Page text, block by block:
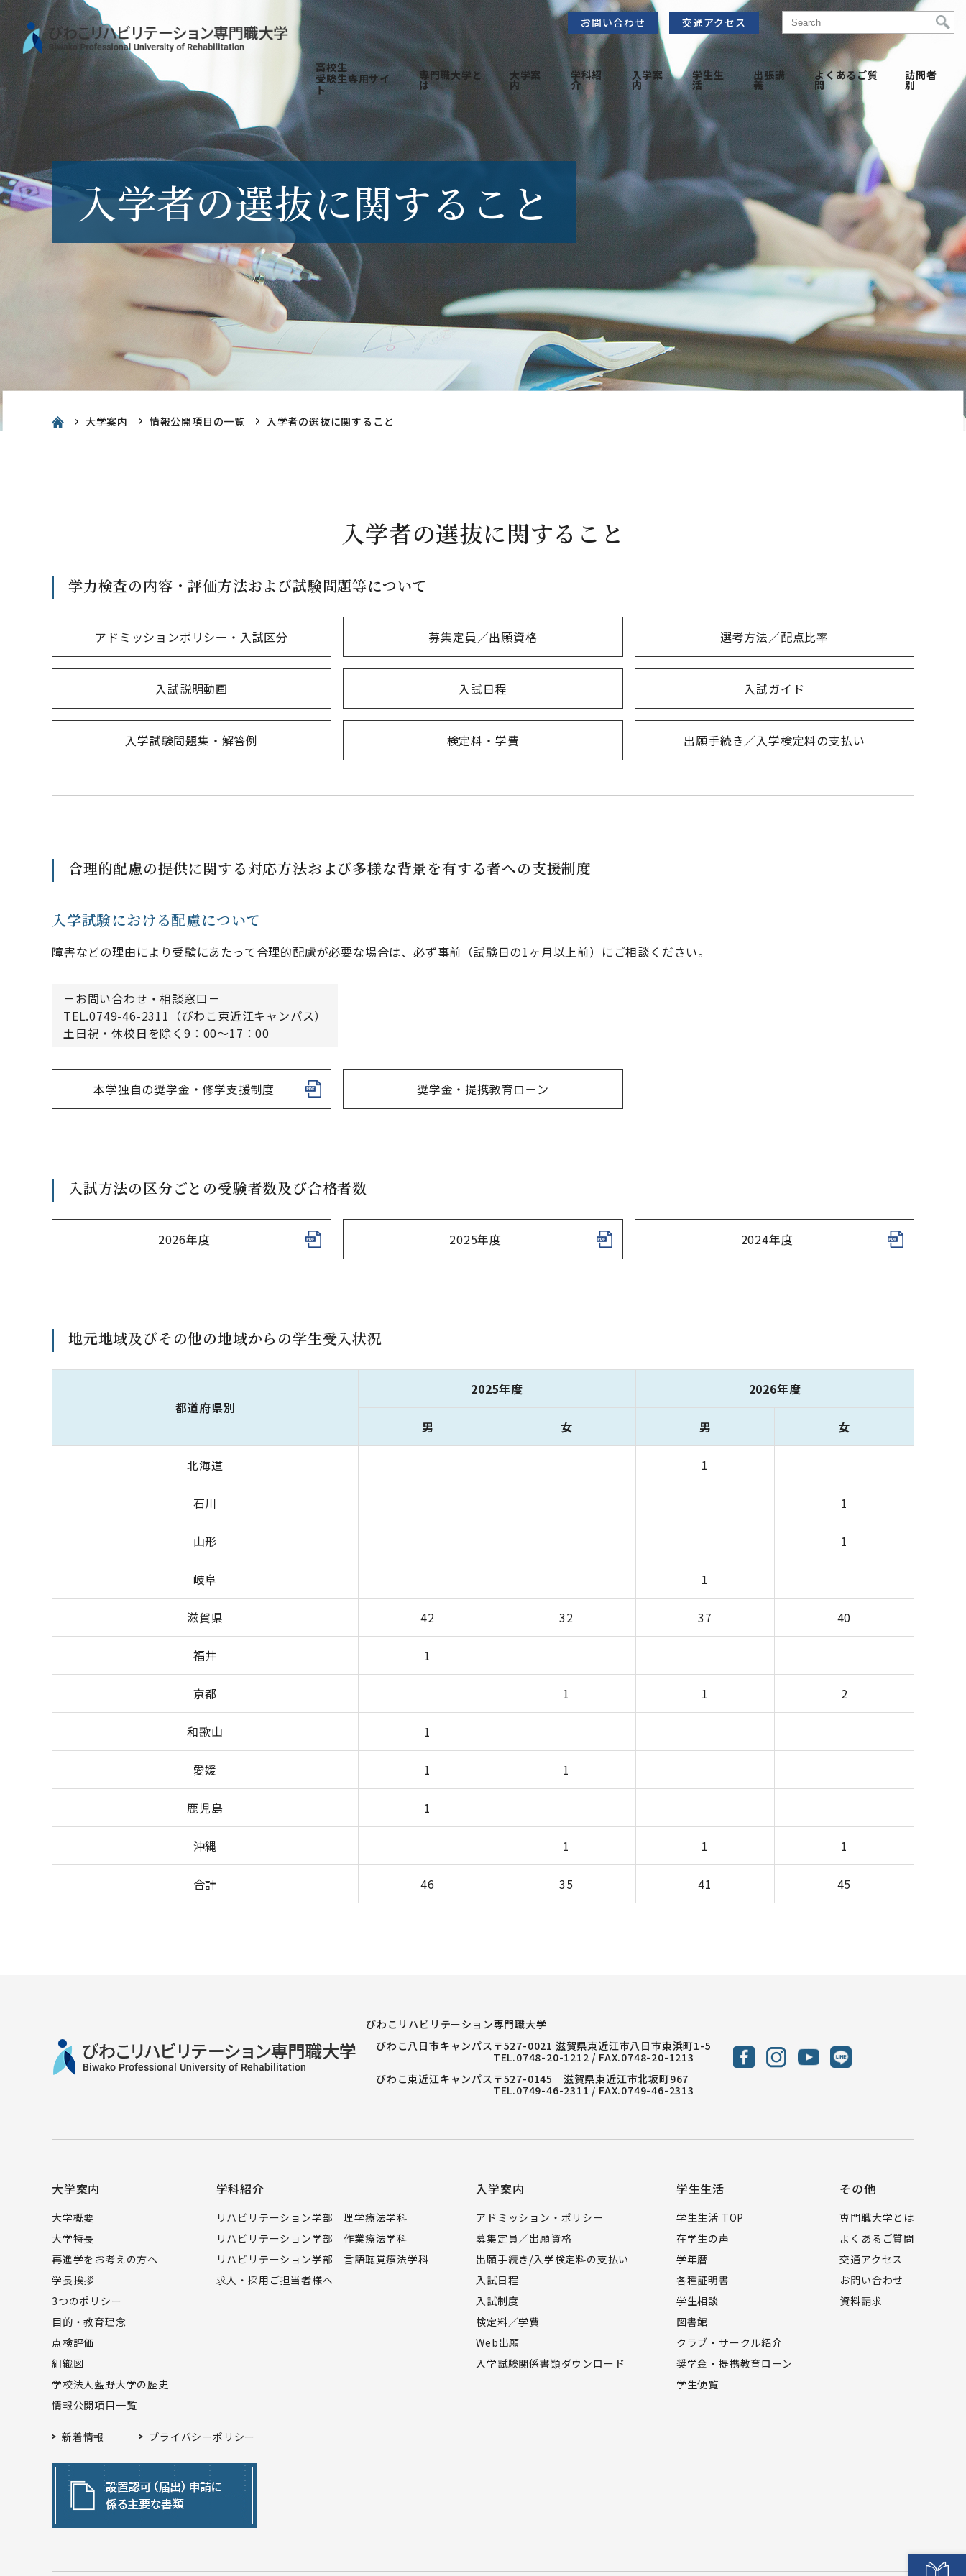
お問い合わせ 交通アクセス
高校生
受験生専用サイ
ト
専門職大学と
は
大学案
内
学科紹
介
入学案
内
学生生
活
出張講
義
よくあるご質
問
訪問者
別
入学者の選抜に関すること
大学案内 情報公開項目の一覧 入学者の選抜に関すること
入学者の選抜に関すること
学力検査の内容・評価方法および試験問題等について
アドミッションポリシー・入試区分 募集定員／出願資格 選考方法／配点比率
入試説明動画 入試日程 入試ガイド
入学試験問題集・解答例 検定料・学費 出願手続き／入学検定料の支払い
合理的配慮の提供に関する対応方法および多様な背景を有する者への支援制度
入学試験における配慮について
障害などの理由により受験にあたって合理的配慮が必要な場合は、必ず事前（試験日の1ヶ月以上前）にご相談ください。
－お問い合わせ・相談窓口－
TEL.0749-46-2311（びわこ東近江キャンパス）
土日祝・休校日を除く9：00～17：00
本学独自の奨学金・修学支援制度 奨学金・提携教育ローン
入試方法の区分ごとの受験者数及び合格者数
2026年度 2025年度 2024年度
地元地域及びその他の地域からの学生受入状況
都道府県別
2025年度 2026年度
男 女 男 女
北海道 1
石川 1
山形 1
岐阜 1
滋賀県 42 32 37 40
福井 1
京都 1 1 2
和歌山 1
愛媛 1 1
鹿児島 1
沖縄 1 1 1
合計 46 35 41 45
びわこリハビリテーション専門職大学
びわこ八日市キャンパス 〒527-0021 滋賀県東近江市八日市東浜町1-5
TEL.0748-20-1212 / FAX.0748-20-1213
びわこ東近江キャンパス 〒527-0145 滋賀県東近江市北坂町967
TEL.0749-46-2311 / FAX.0749-46-2313
大学案内
大学概要
大学特長
再進学をお考えの方へ
学長挨拶
3つのポリシー
目的・教育理念
点検評価
組織図
学校法人藍野大学の歴史
情報公開項目一覧
学科紹介
リハビリテーション学部 理学療法学科
リハビリテーション学部 作業療法学科
リハビリテーション学部 言語聴覚療法学科
求人・採用ご担当者様へ
入学案内
アドミッション・ポリシー
募集定員／出願資格
出願手続き/入学検定料の支払い
入試日程
入試制度
検定料／学費
Web出願
入学試験関係書類ダウンロード
学生生活
学生生活 TOP
在学生の声
学年暦
各種証明書
学生相談
図書館
クラブ・サークル紹介
奨学金・提携教育ローン
学生便覧
その他
専門職大学とは
よくあるご質問
交通アクセス
お問い合わせ
資料請求
新着情報 プライバシーポリシー